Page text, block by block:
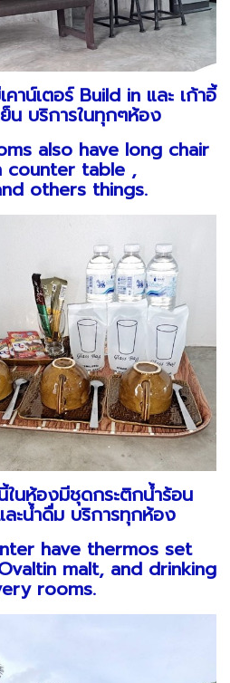
น์เตอร์ Build in และ เก้าอี้
น บริการในทุกๆห้อง
have long chair
counter table ,
others things.
ห้องมีชุดกระติกน้ำร้อน
ะน้ำดื่ม บริการทุกห้อง
have thermos set
malt, and drinking
rooms.